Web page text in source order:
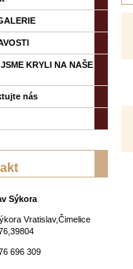
KRYLI NA NAŠE
nás
Sýkora
Vratislav,Čimelice
696 309